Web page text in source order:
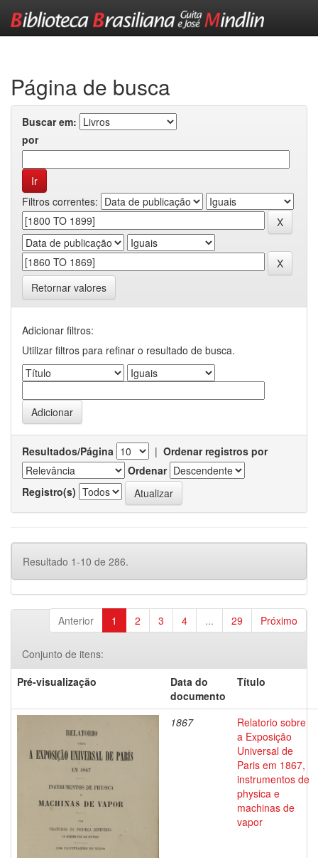
Página de busca
Buscar em:
por
Filtros correntes:
Retornar valores
Adicionar filtros:
Utilizar filtros para refinar o resultado de busca.
Resultados/Página | Ordenar registros por
Ordenar
Registro(s)
Resultado 1-10 de 286.
Anterior 1 2 3 4 ... 29 Próximo
Conjunto de itens:
Pré-visualização
Data do
documento
Título
1867
Relatorio sobre
a Exposição
Universal de
Paris em 1867,
instrumentos de
physica e
machinas de
vapor